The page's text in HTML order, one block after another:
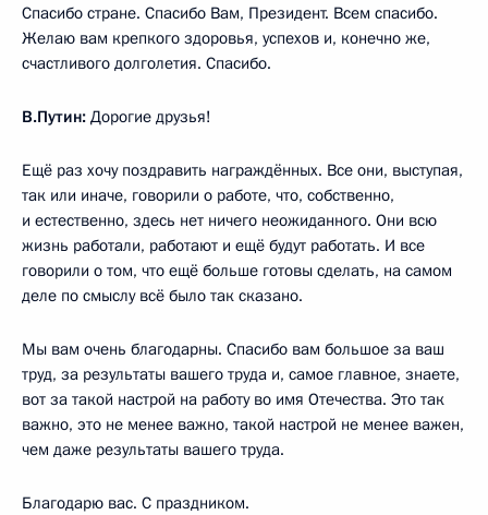
Спасибо стране. Спасибо Вам, Президент. Всем спасибо.
Желаю вам крепкого здоровья, успехов и, конечно же,
счастливого долголетия. Спасибо.
В.Путин: Дорогие друзья!
Ещё раз хочу поздравить награждённых. Все они, выступая,
так или иначе, говорили о работе, что, собственно,
и естественно, здесь нет ничего неожиданного. Они всю
жизнь работали, работают и ещё будут работать. И все
говорили о том, что ещё больше готовы сделать, на самом
деле по смыслу всё было так сказано.
Мы вам очень благодарны. Спасибо вам большое за ваш
труд, за результаты вашего труда и, самое главное, знаете,
вот за такой настрой на работу во имя Отечества. Это так
важно, это не менее важно, такой настрой не менее важен,
чем даже результаты вашего труда.
Благодарю вас. С праздником.